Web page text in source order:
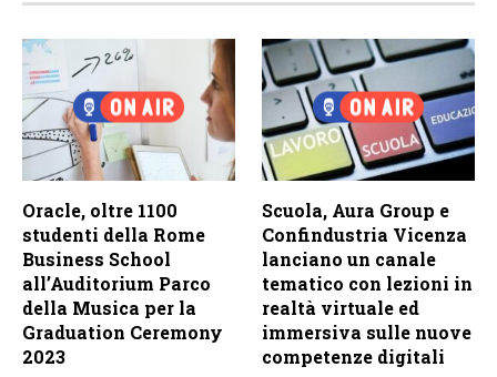
Oracle, oltre 1100
studenti della Rome
Business School
all’Auditorium Parco
della Musica per la
Graduation Ceremony
2023
Scuola, Aura Group e
Confindustria Vicenza
lanciano un canale
tematico con lezioni in
realtà virtuale ed
immersiva sulle nuove
competenze digitali